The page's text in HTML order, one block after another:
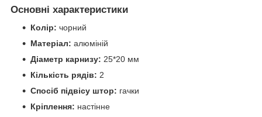
Основні характеристики
Колір: чорний
Матеріал: алюміній
Діаметр карнизу: 25*20 мм
Кількість рядів: 2
Спосіб підвісу штор: гачки
Кріплення: настінне